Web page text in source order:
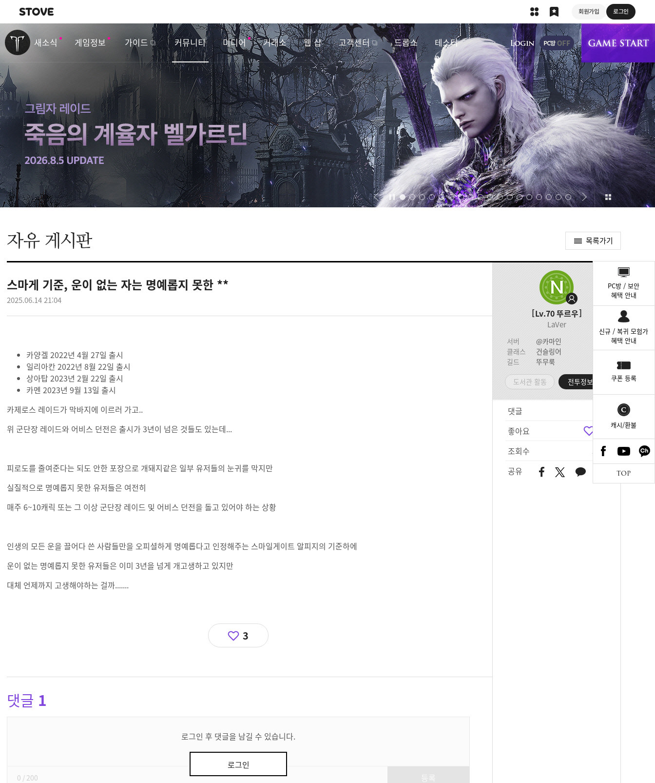
회원가입 로그인
내비게이션
새소식 게임정보 가이드 커뮤니티 미디어 거래소 웹 샵 고객센터 드롭스 테스터
상단 메뉴
벤
트
&
업
데
이
트
목록가기
스마게 기준, 운이 없는 자는 명예롭지 못한 **
2025.06.14 21:04
Lv.70뚜르우
LaVer
서버
@카마인
클래스
건슬링어
길드
뚜무룩
도서관 활동 전투정보실
댓글
좋아요
조회수
567
공유
카양겔 2022년 4월 27일 출시
일리아칸 2022년 8월 22일 출시
상아탑 2023년 2월 22일 출시
카멘 2023년 9월 13일 출시
카제로스 레이드가 막바지에 이르러 가고..
위 군단장 레이드와 어비스 던전은 출시가 3년이 넘은 것들도 있는데...
피로도를 줄여준다는 되도 안한 포장으로 개돼지같은 일부 유저들의 눈귀를 막지만
실질적으로 명예롭지 못한 유저들은 여전히
매주 6~10캐릭 또는 그 이상 군단장 레이드 및 어비스 던전을 돌고 있어야 하는 상황
인생의 모든 운을 끌어다 쓴 사람들만을 오피셜하게 명예롭다고 인정해주는 스마일게이트 알피지의 기준하에
운이 없는 명예롭지 못한 유저들은 이미 3년을 넘게 개고생하고 있지만
대체 언제까지 고생해야하는 걸까.......
3
댓글 1
로그인 후 댓글을 남길 수 있습니다.
로그인
0 / 200
PC방 / 보안
혜택 안내
신규 / 복귀 모험가
혜택 안내
쿠폰 등록
캐시/환불
TOP